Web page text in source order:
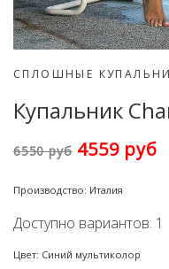
СПЛОШНЫЕ
Купальник
6550 руб4559 руб
Производство: Италия
Доступно вариантов: 1
Цвет: Синий мультиколор